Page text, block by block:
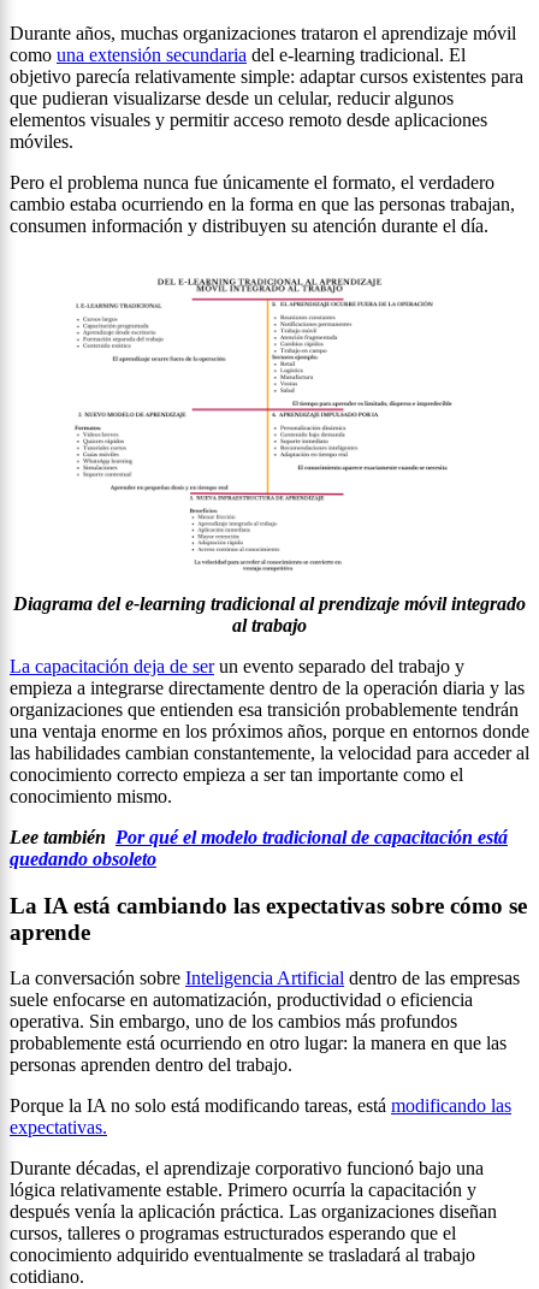
Durante años, muchas organizaciones trataron el aprendizaje móvil
como una extensión secundaria del e-learning tradicional. El
objetivo parecía relativamente simple: adaptar cursos existentes para
que pudieran visualizarse desde un celular, reducir algunos
elementos visuales y permitir acceso remoto desde aplicaciones
móviles.
Pero el problema nunca fue únicamente el formato, el verdadero
cambio estaba ocurriendo en la forma en que las personas trabajan,
consumen información y distribuyen su atención durante el día.
Diagrama del e-learning tradicional al prendizaje móvil integrado
al trabajo
La capacitación deja de serun evento separado del trabajo y
empieza a integrarse directamente dentro de la operación diaria y las
organizaciones que entienden esa transición probablemente tendrán
una ventaja enorme en los próximos años, porque en entornos donde
las habilidades cambian constantemente, la velocidad para acceder al
conocimiento correcto empieza a ser tan importante como el
conocimiento mismo.
Lee también Por qué el modelo tradicional de capacitación está
quedando obsoleto
La IA está cambiando las expectativas sobre cómo se
aprende
La conversación sobre Inteligencia Artificial dentro de las empresas
suele enfocarse en automatización, productividad o eficiencia
operativa. Sin embargo, uno de los cambios más profundos
probablemente está ocurriendo en otro lugar: la manera en que las
personas aprenden dentro del trabajo.
Porque la IA no solo está modificando tareas, está modificando las
expectativas.
Durante décadas, el aprendizaje corporativo funcionó bajo una
lógica relativamente estable. Primero ocurría la capacitación y
después venía la aplicación práctica. Las organizaciones diseñan
cursos, talleres o programas estructurados esperando que el
conocimiento adquirido eventualmente se trasladará al trabajo
cotidiano.